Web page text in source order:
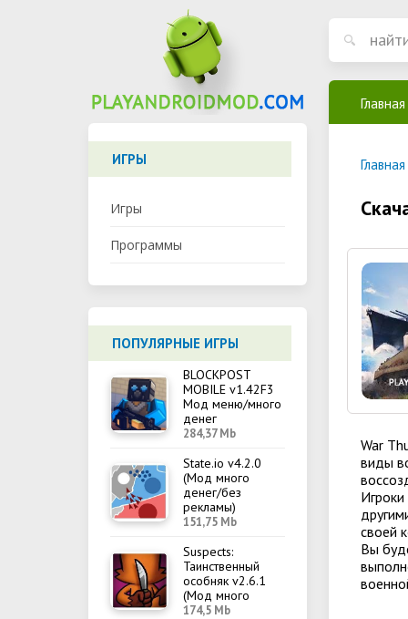
ИГРЫ
Игры
Программы
ПОПУЛЯРНЫЕ ИГРЫ
BLOCKPOST
MOBILE v1.42F3
Мод меню/много
денег
284,37 Mb
State.io v4.2.0
(Мод много
денег/без
рекламы)
151,75 Mb
Suspects:
Таинственный
особняк v2.6.1
(Мод много
денег/меню)
174,5 Mb
Главная
Главная
War
виды
своей
Вы